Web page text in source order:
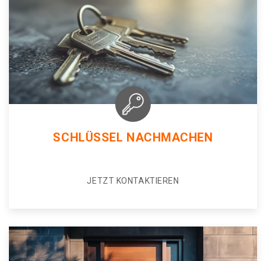
SCHLÜSSEL NACHMACHEN
JETZT KONTAKTIEREN